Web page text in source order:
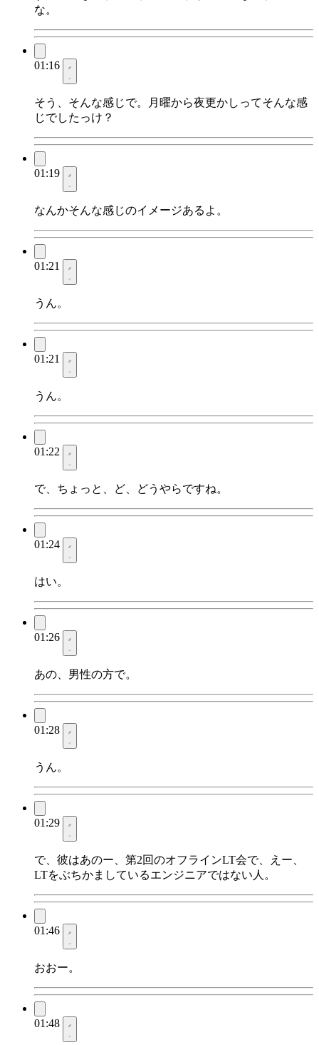
な。
01:16
そう、そんな感じで。月曜から夜更かしってそんな感
じでしたっけ？
01:19
なんかそんな感じのイメージあるよ。
01:21
うん。
01:21
うん。
01:22
で、ちょっと、ど、どうやらですね。
01:24
はい。
01:26
あの、男性の方で。
01:28
うん。
01:29
で、彼はあのー、第2回のオフラインLT会で、えー、
LTをぶちかましているエンジニアではない人。
01:46
おおー。
01:48